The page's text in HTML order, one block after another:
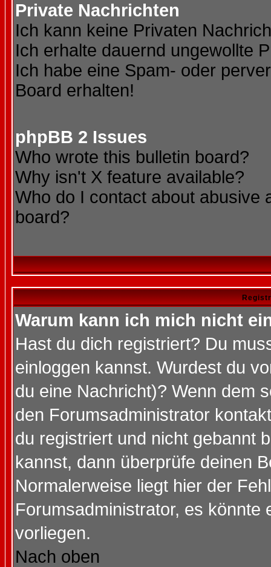
Private Nachrichten
Ich kann keine Privaten
Ich erhalte dauernd ungewollte
Ich habe eine Spam- oder
Board erhalten!
phpBB 2 Issues
Who wrote this bulletin board?
Why isn't X feature available?
Who do I contact about abusive
board?
Warum kann ich mich nicht
Hast du dich registriert? Du
einloggen kannst. Wurdest du
du eine Nachricht)? Wenn dem
den Forumsadministrator
du registriert und nicht gebannt
kannst, dann überprüfe deinen
Normalerweise liegt hier der
Forumsadministrator, es könnte
vorliegen.
Nach oben